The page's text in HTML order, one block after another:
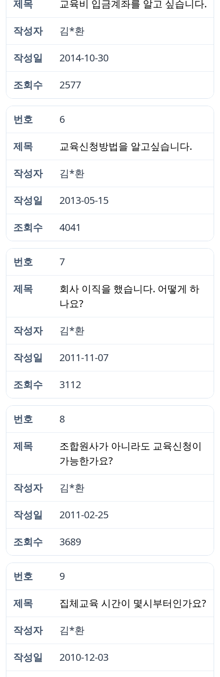
교육비 입금계좌를 알고 싶습니다.
김*환
2014-10-30
2577
6
교육신청방법을 알고싶습니다.
김*환
2013-05-15
4041
7
회사 이직을 했습니다. 어떻게 하
나요?
김*환
2011-11-07
3112
8
조합원사가 아니라도 교육신청이
가능한가요?
김*환
2011-02-25
3689
9
집체교육 시간이 몇시부터인가요?
김*환
2010-12-03